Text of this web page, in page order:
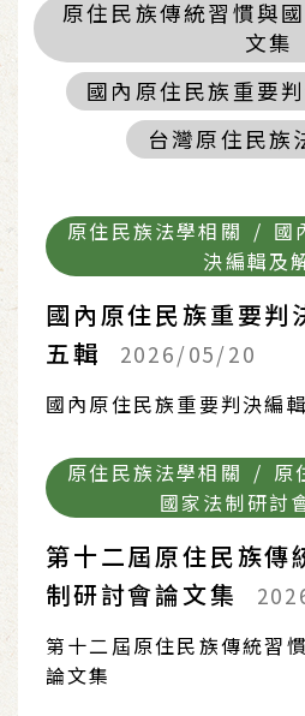
原住民族傳統習慣與
文集
國內原住民族重要
台灣原住民族
原住民族法學相關 / 國
決編輯及
國內原住民族重要判
五輯
2026/05/20
國內原住民族重要判決編
原住民族法學相關 / 原
國家法制研討
第十二屆原住民族傳
制研討會論文集
第十二屆原住民族傳統習
論文集